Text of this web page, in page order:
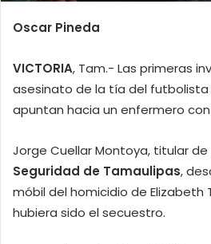
Oscar Pineda
VICTORIA, Tam.- Las primeras
asesinato de la tía del futbolista
apuntan hacia un enfermero
Jorge Cuellar Montoya, titular de
Seguridad de Tamaulipas,
móbil del homicidio de Elizabeth
hubiera sido el secuestro.